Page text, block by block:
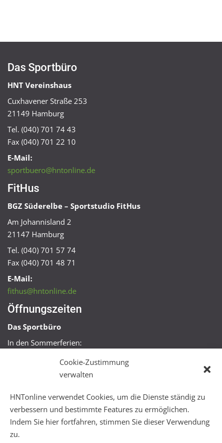
Cookie-Zustimmung
verwalten
HNTonline verwendet Cookies, um die Dienste ständig zu
verbessern und bestimmte Features zu ermöglichen.
Indem Sie hier fortfahren, stimmen Sie dieser Verwendung
zu.
Das Sportbüro
HNT Vereinshaus
Cuxhavener Straße 253
21149 Hamburg
Tel. (040) 701 74 43
Fax (040) 701 22 10
E-Mail:
sportbuero@hntonline.de
FitHus
BGZ Süderelbe – Sportstudio FitHus
Am Johannisland 2
21147 Hamburg
Tel. (040) 701 57 74
Fax (040) 701 48 71
E-Mail:
fithus@hntonline.de
Öffnungszeiten
Das Sportbüro
In den Sommerferien:
Mo + Mi 16:00 – 18:00 Uhr
Mo – Fr 08:00 – 22:00 Uhr
Sa + So 10:00 – 18:00 Uhr